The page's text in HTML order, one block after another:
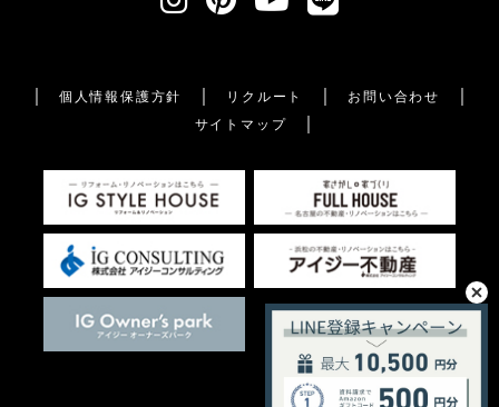
個人情報保護方針 リクルート
お問い合わせ
サイトマップ